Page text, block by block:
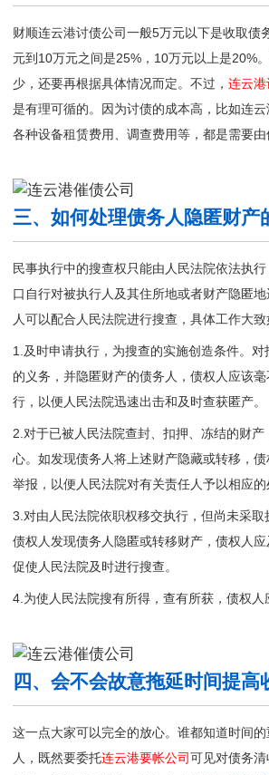
财顺连云港讨债公司一般5万元以下是收取债
元到10万元之间是25%，10万元以上是20%
少，还要再根据具体情况而定。不过， 连云港
是有理可循的。因为讨债的成本高，比如连云
各种设备租赁费用、调查费用等，都是需要由
三、如何处理债务人隐匿财产
民事执行中的搜查权只能由人民法院依法执
口自行对被执行人及其住所地或者财产隐匿
人可以配合人民法院进行搜查，具体工作大致
1.及时申请执行，为搜查的实施创造条件。
的义务，并隐匿财产的债务人，债权人应该
行，以便人民法院迅速出击和及时查获匿产。
2.对于已被人民法院查封、扣押、冻结的财
心。如发现债务人将上述财产隐藏或转移，
举报，以便人民法院对有关责任人予以相应的
3.对由人民法院依职权移交执行，但尚未采
债权人发现债务人隐匿或转移财产，债权人
促使人民法院及时进行搜查。
4.为使人民法院搜有所得，查有所获，债权人
四、会不会故意拖延时间提高
这一点大家可以完全的放心。谁都知道时间
人，既然要委托连云港要帐公司可见对债务